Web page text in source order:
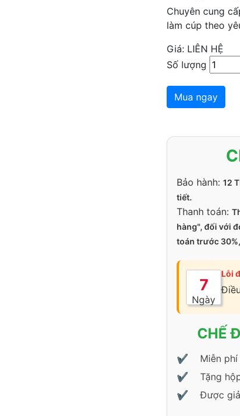
Chuyên cung
làm cúp theo
Giá: LIÊN HỆ
Số lượng
Mua ngay
Bảo hành: 12
tiết.
Thanh toán:
hàng", đối với
toán trước
7
Ngày
Lỗi
CHẾ
Miễn
Tặng
Được